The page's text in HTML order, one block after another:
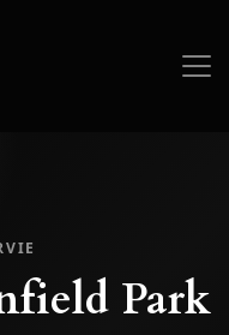
Park